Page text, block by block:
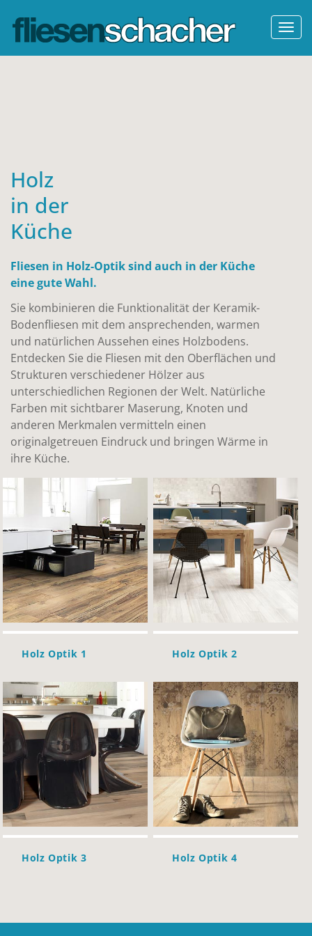
Holz
in der
Küche
Fliesen in Holz-Optik sind auch in der Küche
eine gute Wahl.
Sie kombinieren die Funktionalität der Keramik-
Bodenfliesen mit dem ansprechenden, warmen
und natürlichen Aussehen eines Holzbodens.
Entdecken Sie die Fliesen mit den Oberflächen und
Strukturen verschiedener Hölzer aus
unterschiedlichen Regionen der Welt. Natürliche
Farben mit sichtbarer Maserung, Knoten und
anderen Merkmalen vermitteln einen
originalgetreuen Eindruck und bringen Wärme in
ihre Küche.
Holz Optik 1 Holz Optik 2
Holz Optik 3 Holz Optik 4